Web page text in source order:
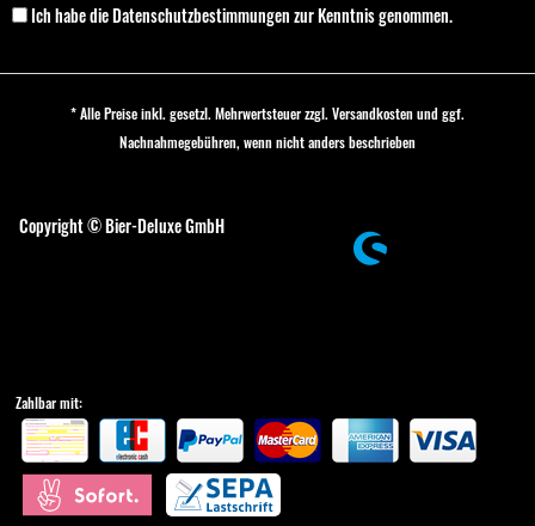
Ich habe dieDatenschutzbestimmungenzur Kenntnis genommen.
* Alle Preise inkl. gesetzl. Mehrwertsteuer zzgl. Versandkostenund ggf.
Nachnahmegebühren, wenn nicht anders beschrieben
Copyright © Bier-Deluxe GmbH
Zahlbar mit: